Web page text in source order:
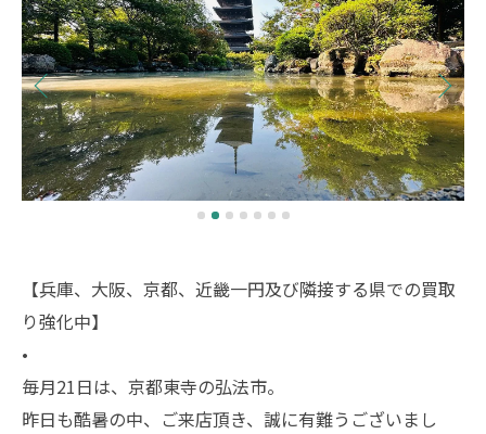
【兵庫、大阪、京都、近畿一円及び隣接する県での買取
り強化中】
•
毎月21日は、京都東寺の弘法市。
昨日も酷暑の中、ご来店頂き、誠に有難うございまし